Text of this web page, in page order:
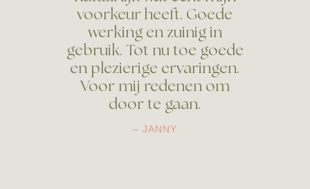
voorkeur heeft. Goede
werking en zuinig in
gebruik. Tot nu toe goede
en plezierige ervaringen.
Voor mij redenen om
door te gaan.
– JANNY